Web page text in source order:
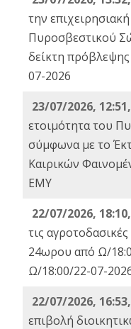
την
Πυροσβεστικού
δείκτη πρόβλεψης
07-2026
23/07/2026,
ετοιμότητα του
σύμφωνα με το
Καιρικών
ΕΜΥ
22/07/2026,
τις
24ωρου από Ω/
Ω/18:00/22-07-
22/07/2026,
επιβολή